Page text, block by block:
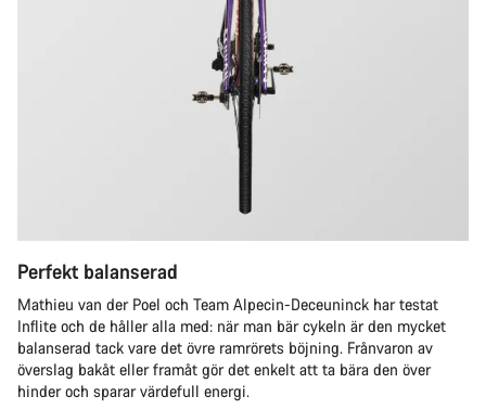
Perfekt balanserad
Mathieu van der Poel och Team Alpecin-Deceuninck har testat
Inflite och de håller alla med: när man bär cykeln är den mycket
balanserad tack vare det övre ramrörets böjning. Frånvaron av
överslag bakåt eller framåt gör det enkelt att ta bära den över
hinder och sparar värdefull energi.